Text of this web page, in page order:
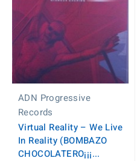
ADN Progressive
Records
Virtual Reality – We Live
In Reality (BOMBAZO
CHOCOLATERO¡¡¡...